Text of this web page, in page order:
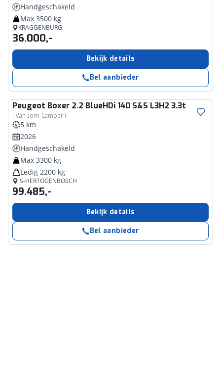
Handgeschakeld
Max 3500 kg
KRAGGENBURG
36.000,-
Bekijk details
Bel aanbieder
Peugeot Boxer 2.2 BlueHDi 140 S&S L3H2 3.3t
| Van Jorn-Camper |
5 km
2026
Handgeschakeld
Max 3300 kg
Ledig 2200 kg
'S-HERTOGENBOSCH
99.485,-
Bekijk details
Bel aanbieder